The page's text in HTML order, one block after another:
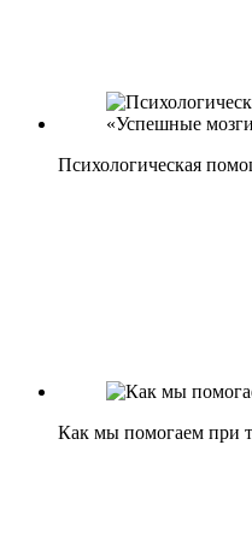
Психологическая
Как мы помогаем при